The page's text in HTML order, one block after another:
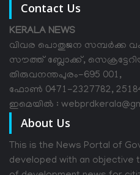
Contact Us
KERALA NEWS
വിവര പൊതുജന സമ്പര്‍ക്ക
സൗത്ത് ബ്ലോക്ക്,
തിരുവനന്തപുരം-695 001,
ഫോൺ 0471-2327782,
ഇമെയിൽ :
About Us
This is the News Portal of
developed with an objective